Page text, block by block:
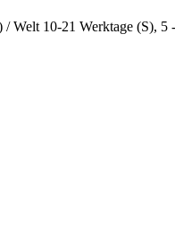
Welt 10-21 Werktage (S), 5